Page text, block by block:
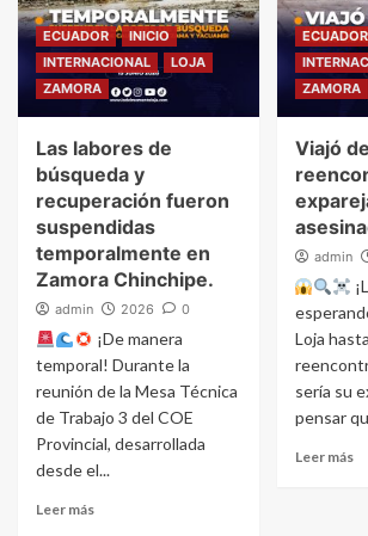
ECUADOR
INICIO
INTERNACIONAL
LOJA
ZAMORA
Las labores de
búsqueda y
recuperación fueron
suspendidas
temporalmente en
Zamora Chinchipe.
admin 2026 0
¡De manera
temporal! Durante la
reunión de la Mesa Técnica
de Trabajo 3 del COE
Provincial, desarrollada
desde el...
Leer más
ECUADOR
ZAMORA
Viajó
admin
Loja
sería su
pensar
Leer más